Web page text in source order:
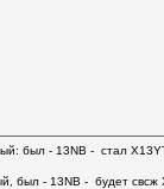
был - 13NB - стал
был - 13NB - будет свсж